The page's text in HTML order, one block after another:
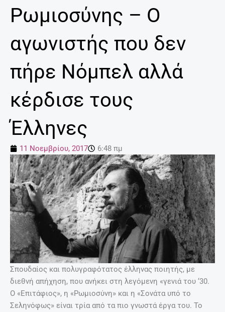
Ρωμιοσύνης – Ο
αγωνιστής που δεν
πήρε Νόμπελ αλλά
κέρδισε τους
Έλληνες
11 Νοεμβρίου, 2017 6:48 πμ
Σπουδαίος και πολυγραφότατος έλληνας ποιητής, με
διεθνή απήχηση, που ανήκει στη λεγόμενη «γενιά του ‘30.
Ο «Επιτάφιος», η «Ρωμιοσύνη» και η «Σονάτα υπό το
Σεληνόφως» είναι τρία από τα πιο γνωστά έργα του. Το